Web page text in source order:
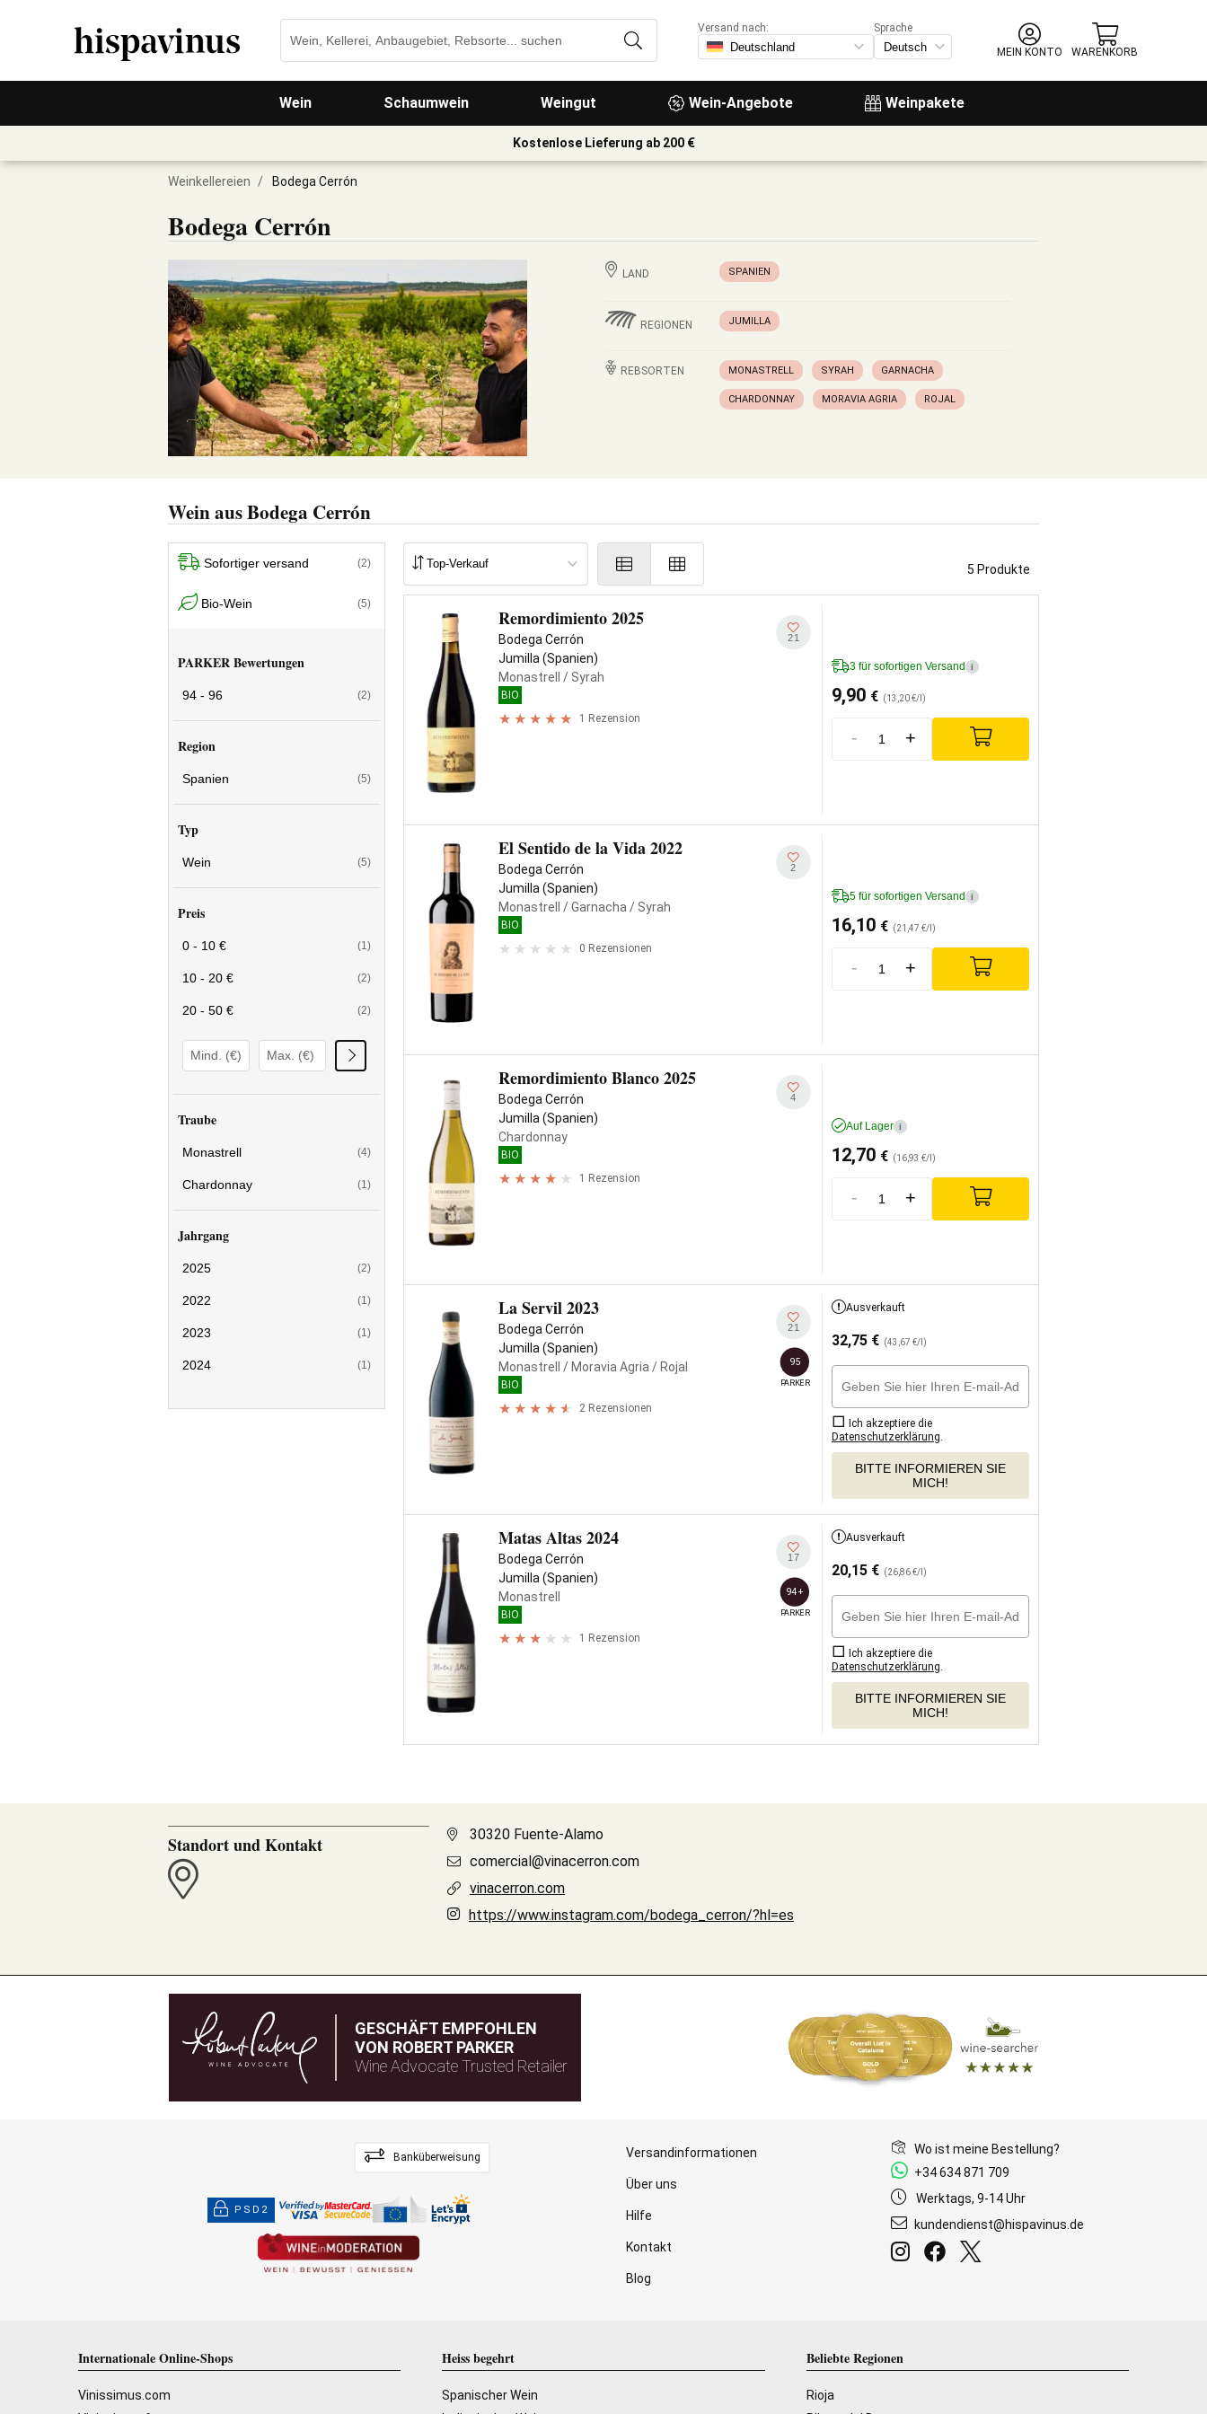
Wein Schaumwein Weingut Wein-Angebote Weinpakete
Versand nach:
Sprache
MEIN KONTO
WARENKORB
Kostenlose Lieferung ab 200 €
Weinkellereien / Bodega Cerrón
Bodega Cerrón
LAND SPANIEN
REGIONEN JUMILLA
REBSORTEN MONASTRELL SYRAH GARNACHA
CHARDONNAY MORAVIA AGRIA ROJAL
Wein aus Bodega Cerrón
Sofortiger versand (2)
Bio-Wein (5)
PARKER Bewertungen
94 - 96 (2)
Region
Spanien (5)
Typ
Wein (5)
Preis
0 - 10 € (1)
10 - 20 € (2)
20 - 50 € (2)
Traube
Monastrell (4)
Chardonnay (1)
Jahrgang
2025 (2)
2022 (1)
2023 (1)
2024 (1)
5 Produkte
Remordimiento 2025
Bodega Cerrón
Jumilla (Spanien)
Monastrell
/ Syrah
BIO
1 Rezension
21
3 für sofortigen Versand i
9,90 € (13,20 €/l)
- +
El Sentido de la Vida 2022
Bodega Cerrón
Jumilla (Spanien)
Monastrell
/ Garnacha / Syrah
BIO
0 Rezensionen
2
5 für sofortigen Versand i
16,10 € (21,47 €/l)
- +
Remordimiento Blanco 2025
Bodega Cerrón
Jumilla (Spanien)
Chardonnay
BIO
1 Rezension
4
Auf Lager i
12,70 € (16,93 €/l)
- +
La Servil 2023
Bodega Cerrón
Jumilla (Spanien)
Monastrell
/ Moravia Agria / Rojal
BIO
2 Rezensionen
21
95
PARKER
Ausverkauft
32,75 € (43,67 €/l)
Ich akzeptiere die
Datenschutzerklärung.
BITTE INFORMIEREN SIE
MICH!
Matas Altas 2024
Bodega Cerrón
Jumilla (Spanien)
Monastrell
BIO
1 Rezension
17
94+
PARKER
Ausverkauft
20,15 € (26,86 €/l)
Ich akzeptiere die
Datenschutzerklärung.
BITTE INFORMIEREN SIE
MICH!
Standort und Kontakt
30320 Fuente-Alamo
comercial@vinacerron.com
vinacerron.com
https://www.instagram.com/bodega_cerron/?hl=es
GESCHÄFT EMPFOHLEN
VON ROBERT PARKER
Wine Advocate Trusted Retailer
Banküberweisung
PSD2
Versandinformationen
Über uns
Hilfe
Kontakt
Blog
Wo ist meine Bestellung?
+34 634 871 709
Werktags, 9-14 Uhr
kundendienst@hispavinus.de
Internationale Online-Shops
Vinissimus.com
Heiss begehrt
Spanischer Wein
Beliebte Regionen
Rioja